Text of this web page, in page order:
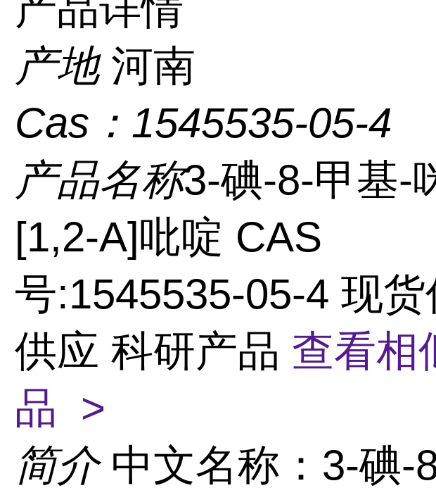
产地 河南
Cas： 1545535-05-4
产品名称3-碘-8-甲基-
[1,2-A]吡啶 CAS
号:1545535-05-4 现
供应 科研产品 查看相
品 >
简介 中文名称：3-碘-